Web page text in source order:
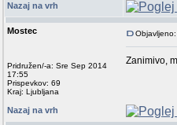
Nazaj na vrh
Mostec
Pridružen/-a: Sre Sep 2014
17:55
Prispevkov: 69
Kraj: Ljubljana
Zanimivo,
Nazaj na vrh